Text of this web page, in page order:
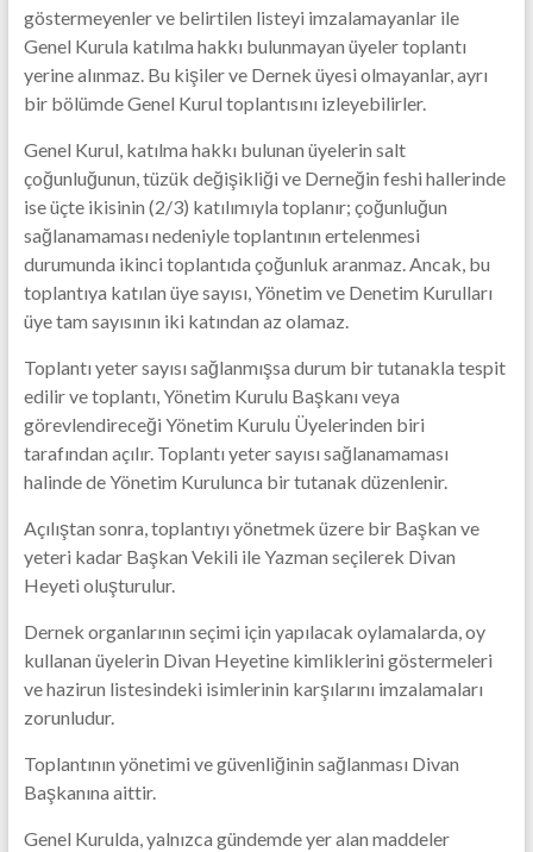
göstermeyenler ve belirtilen listeyi imzalamayanlar ile
Genel Kurula katılma hakkı bulunmayan üyeler toplantı
yerine alınmaz. Bu kişiler ve Dernek üyesi olmayanlar, ayrı
bir bölümde Genel Kurul toplantısını izleyebilirler.
Genel Kurul, katılma hakkı bulunan üyelerin salt
çoğunluğunun, tüzük değişikliği ve Derneğin feshi hallerinde
ise üçte ikisinin (2/3) katılımıyla toplanır; çoğunluğun
sağlanamaması nedeniyle toplantının ertelenmesi
durumunda ikinci toplantıda çoğunluk aranmaz. Ancak, bu
toplantıya katılan üye sayısı, Yönetim ve Denetim Kurulları
üye tam sayısının iki katından az olamaz.
Toplantı yeter sayısı sağlanmışsa durum bir tutanakla tespit
edilir ve toplantı, Yönetim Kurulu Başkanı veya
görevlendireceği Yönetim Kurulu Üyelerinden biri
tarafından açılır. Toplantı yeter sayısı sağlanamaması
halinde de Yönetim Kurulunca bir tutanak düzenlenir.
Açılıştan sonra, toplantıyı yönetmek üzere bir Başkan ve
yeteri kadar Başkan Vekili ile Yazman seçilerek Divan
Heyeti oluşturulur.
Dernek organlarının seçimi için yapılacak oylamalarda, oy
kullanan üyelerin Divan Heyetine kimliklerini göstermeleri
ve hazirun listesindeki isimlerinin karşılarını imzalamaları
zorunludur.
Toplantının yönetimi ve güvenliğinin sağlanması Divan
Başkanına aittir.
Genel Kurulda, yalnızca gündemde yer alan maddeler